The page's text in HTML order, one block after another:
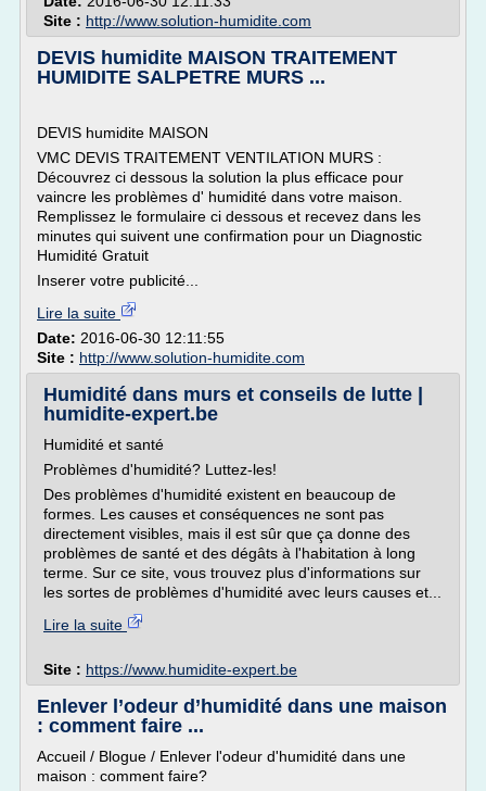
Site : http://www.solution-humidite.com
DEVIS humidite MAISON TRAITEMENT
HUMIDITE SALPETRE MURS ...
DEVIS humidite MAISON
VMC DEVIS TRAITEMENT VENTILATION MURS :
Découvrez ci dessous la solution la plus efficace pour
vaincre les problèmes d' humidité dans votre maison.
Remplissez le formulaire ci dessous et recevez dans les
minutes qui suivent une confirmation pour un Diagnostic
Humidité Gratuit
Inserer votre publicité...
Lire la suite
Date: 2016-06-30 12:11:55
Site : http://www.solution-humidite.com
Humidité dans murs et conseils de lutte |
humidite-expert.be
Humidité et santé
Problèmes d'humidité? Luttez-les!
Des problèmes d'humidité existent en beaucoup de
formes. Les causes et conséquences ne sont pas
directement visibles, mais il est sûr que ça donne des
problèmes de santé et des dégâts à l'habitation à long
terme. Sur ce site, vous trouvez plus d'informations sur
les sortes de problèmes d'humidité avec leurs causes et...
Lire la suite
Site : https://www.humidite-expert.be
Enlever l’odeur d’humidité dans une maison
: comment faire ...
Accueil / Blogue / Enlever l'odeur d'humidité dans une
maison : comment faire?